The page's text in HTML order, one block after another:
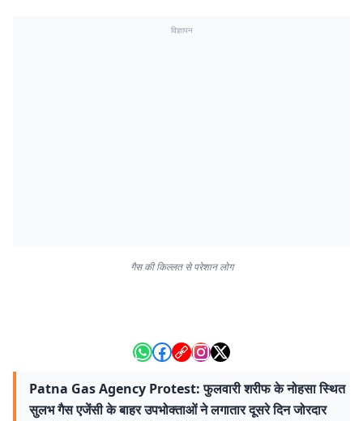
विज्ञापन
गैस की किल्लत से परेशान लोग
Patna Gas Agency Protest: फुलवारी शरीफ के नोहसा स्थित
सुलभ गैस एजेंसी के बाहर उपभोक्ताओं ने लगातार दूसरे दिन जोरदार